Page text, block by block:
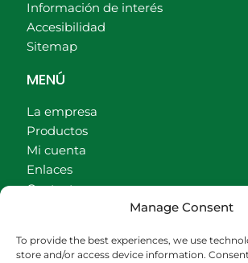
Manage Consent
To provide the best experiences, we use
store and/or access device information.
Información de interés
Accesibilidad
Sitemap
MENÚ
La empresa
Productos
Mi cuenta
Enlaces
Contacto